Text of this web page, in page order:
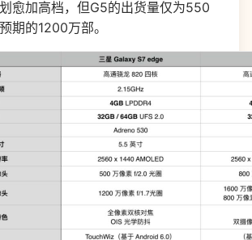
愈加高档，但G5的出货量仅为550
期的1200万部。